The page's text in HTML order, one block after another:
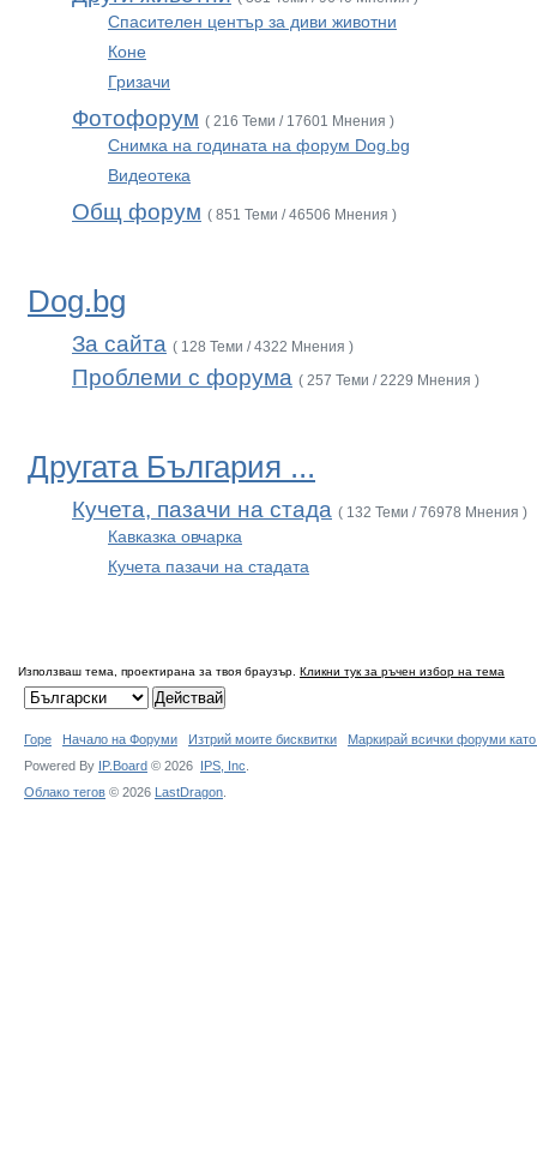
Спасителен център за диви животни
Коне
Гризачи
Фотофорум ( 216 Теми / 17601 Мнения )
Снимка на годината на форум Dog.bg
Видеотека
Общ форум ( 851 Теми / 46506 Мнения )
Dog.bg
За сайта ( 128 Теми / 4322 Мнения )
Проблеми с форума ( 257 Теми / 2229 Мнения )
Другата България ...
Кучета, пазачи на стада ( 132 Теми / 76978 Мнения )
Кавказка овчарка
Кучета пазачи на стадата
Използваш тема, проектирана за твоя браузър. Кликни тук за ръчен избор на тема
Горе Начало на Форуми Изтрий моите бисквитки
Маркирай всички форуми
Powered By IP.Board © 2026 IPS, Inc
Облако тегов © 2026 LastDragon